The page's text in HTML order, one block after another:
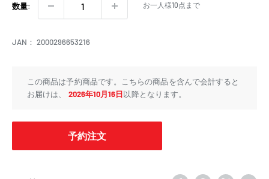
数量: お一人様10点まで
JAN： 2000296653216
この商品は予約商品です。こちらの商品を含んで会計すると
お届けは、
2026年10月16日以降となります。
予約注文